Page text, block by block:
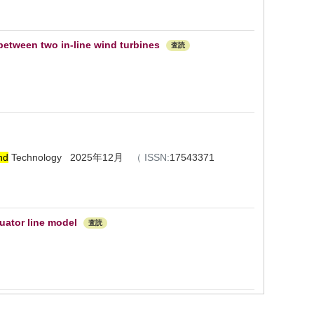
two in-line wind turbines 査読
Technology 2025年12月 （ ISSN:17543371
line model 査読